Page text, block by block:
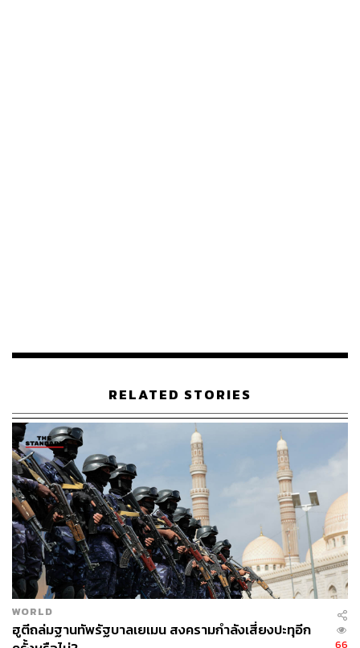
ตะวันออกกลางรุนแรง
ราคาน้ำมันดิบเบรนท์ และ West Texas Intermediate (WTI)
ของสหรัฐฯ พุ่งขึ้นมากกว่า 3% หลังจากที่มีข่าวระเบิดใน
อิหร่าน แม้ว่าขณะนี้จะมีการปรับตัวลงมาเล็กน้อย เนื่องจาก
สถานการณ์เริ่มเงียบลง อย่างไรก็ตาม ความไม่แน่นอน
ระหว่างทั้งสองประเทศ รวมถึงความขัดแย้งในภูมิภาคตะวัน
ออกที่ยังคงมีอยู่ สิ่งเหล่านี้ยังคงมีอิทธิพลต่อความเชื่อมั่นของ
นักลงทุนและผลักดันความผันผวนของตลาด
จนถึงขณะนี้ราคาน้ำมันสูงขึ้นประมาณ 16% ในปีนี้ เนื่องจาก
ความกังวลด้านอุปทานที่สูง ความตึงเครียดใน
ตะวันออกกลางที่ทวีความรุนแรงขึ้นระหว่างอิหร่านและ
อิสราเอล รวมทั้งการโจมตีโครงสร้างพื้นฐานด้านพลังงาน
ระหว่างยูเครนและรัสเซีย และการที่องค์การกลุ่มประเทศผู้
RELATED STORIES
WORLD
ฮูตีถล่มฐานทัพรัฐบาลเยเมน สงครามกำลังเสี่ยงปะทุอีก
66